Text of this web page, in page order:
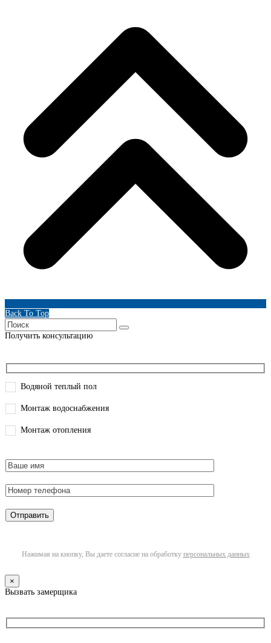
Back To Top
Получить консультацию
Водяной теплый пол
Монтаж водоснабжения
Монтаж отопления
Нажимая на кнопку, Вы даете согласие на обработку персональных данных
×
Вызвать замерщика